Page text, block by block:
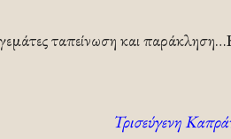
ταπείνωση και
Τρισεύγενη